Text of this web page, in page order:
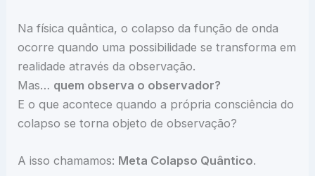
Na física quântica, o colapso da função de onda
ocorre quando uma possibilidade se transforma em
realidade através da observação.
Mas… quem observa o observador?
E o que acontece quando a própria consciência do
colapso se torna objeto de observação?
A isso chamamos: Meta Colapso Quântico.